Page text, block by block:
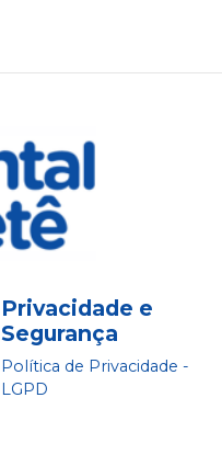
Privacidade e
Segurança
Política de Privacidade -
LGPD